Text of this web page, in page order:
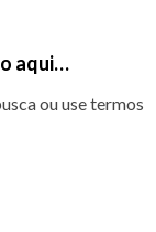
aqui…
ou use termos